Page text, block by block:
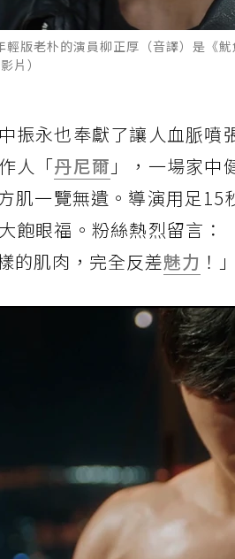
輕版老朴的演員柳正厚（音譯）是《
片）
振永也奉獻了讓人血脈
人「丹尼爾 」，一場家中
肌一覽無遺。導演用足
飽眼福。粉絲熱烈留言
的肌肉，完全反差魅力 ！